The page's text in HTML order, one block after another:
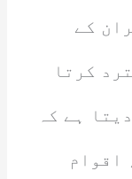
کے
کرتا
ہے کہ
اقوام